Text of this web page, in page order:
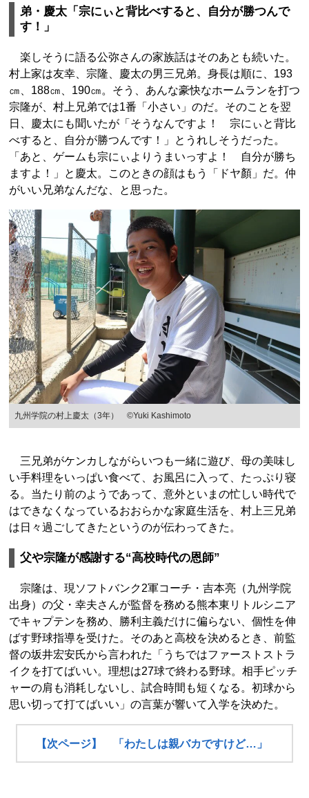
弟・慶太「宗にぃと背比べすると、自分が勝つんで
す！」
楽しそうに語る公弥さんの家族話はそのあとも続いた。
村上家は友幸、宗隆、慶太の男三兄弟。身長は順に、193
㎝、188㎝、190㎝。そう、あんな豪快なホームランを打つ
宗隆が、村上兄弟では1番「小さい」のだ。そのことを翌
日、慶太にも聞いたが「そうなんですよ！ 宗にぃと背比
べすると、自分が勝つんです！」とうれしそうだった。
「あと、ゲームも宗にぃよりうまいっすよ！ 自分が勝ち
ますよ！」と慶太。このときの顔はもう「ドヤ顏」だ。仲
がいい兄弟なんだな、と思った。
九州学院の村上慶太（3年） ©Yuki Kashimoto
三兄弟がケンカしながらいつも一緒に遊び、母の美味し
い手料理をいっぱい食べて、お風呂に入って、たっぷり寝
る。当たり前のようであって、意外といまの忙しい時代で
はできなくなっているおおらかな家庭生活を、村上三兄弟
は日々過ごしてきたというのが伝わってきた。
父や宗隆が感謝する“高校時代の恩師”
宗隆は、現ソフトバンク2軍コーチ・吉本亮（九州学院
出身）の父・幸夫さんが監督を務める熊本東リトルシニア
でキャプテンを務め、勝利主義だけに偏らない、個性を伸
ばす野球指導を受けた。そのあと高校を決めるとき、前監
督の坂井宏安氏から言われた「うちではファーストストラ
イクを打てばいい。理想は27球で終わる野球。相手ピッチ
ャーの肩も消耗しないし、試合時間も短くなる。初球から
思い切って打てばいい」の言葉が響いて入学を決めた。
【次ページ】 「わたしは親バカですけど…」